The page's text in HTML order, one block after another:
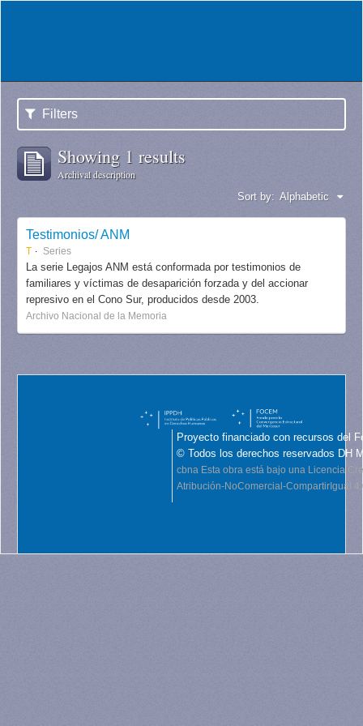
Filters
Showing 1 results
Archival description
Sort by: Alphabetic
Testimonios/ ANM
T Series
La serie Legajos ANM está conformada por testimonios de
familiares y víctimas de desaparición forzada y del accionar
represivo en el Cono Sur, producidos desde 2003.
Archivo Nacional de la Memoria
Proyecto financiado con recursos del
© Todos los derechos reservados DH
cbna Esta obra está bajo una Licencia
Atribución-NoComercial-CompartirIgual